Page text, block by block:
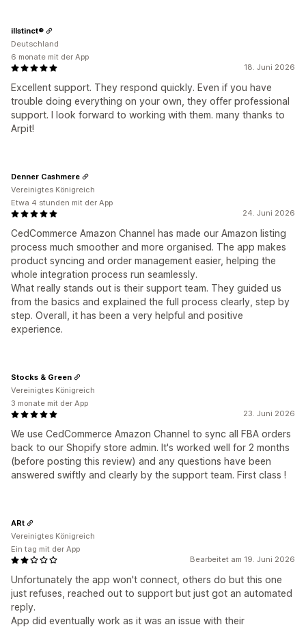
18. Juni 2026
Excellent support. They respond quickly. Even if you have
trouble doing everything on your own, they offer professional
support. I look forward to working with them. many thanks to
Arpit!
illstinct®
Deutschland
6 monate mit der App
24. Juni 2026
CedCommerce Amazon Channel has made our Amazon listing
process much smoother and more organised. The app makes
product syncing and order management easier, helping the
whole integration process run seamlessly.
What really stands out is their support team. They guided us
from the basics and explained the full process clearly, step by
step. Overall, it has been a very helpful and positive
experience.
Denner Cashmere
Vereinigtes Königreich
Etwa 4 stunden mit der App
23. Juni 2026
We use CedCommerce Amazon Channel to sync all FBA orders
back to our Shopify store admin. It's worked well for 2 months
(before posting this review) and any questions have been
answered swiftly and clearly by the support team. First class !
Stocks & Green
Vereinigtes Königreich
3 monate mit der App
Bearbeitet am 19. Juni 2026
Unfortunately the app won't connect, others do but this one
just refuses, reached out to support but just got an automated
reply.
App did eventually work as it was an issue with their
ARt
Vereinigtes Königreich
Ein tag mit der App